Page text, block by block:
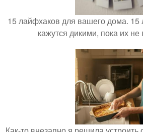
15 лайфхаков для вашего дома. 15
кажутся дикими, пока их